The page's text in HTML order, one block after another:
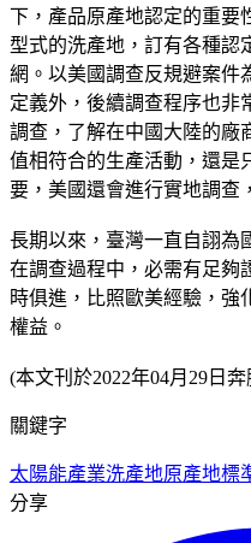
下，產品原產地認定的重要
型式的洗產地，訂有各種認
網。以美國調查反規避案件
定義外，後續調查程序也非
調查，了解在中國大陸的廠
值相符合的生產活動，還是
要，美國還會進行實地調查
長期以來，臺灣一直自詡為
在調查過程中，必需有足夠
時俱進，比照歐美經驗，強
權益。
(本文刊於2022年04月29日
關鍵字
太陽能產業洗產地原產地標
分享